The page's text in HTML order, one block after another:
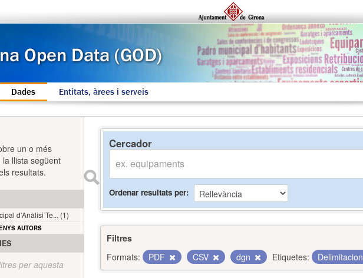
Dades Entitats, àrees i serveis
Cercador
Ordenar resultats per
Filtres
Formats:
PDF CSV dgn Etiquetes:
un o més
llista següent
resultats.
d'Anàlisi Te... (1)
AUTORS
per aquesta